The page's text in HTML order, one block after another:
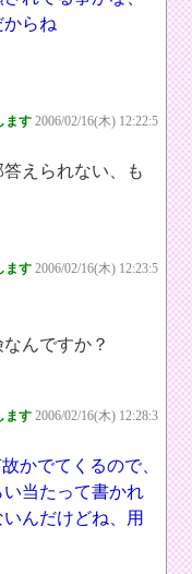
らね
ます 2006/02/16(木) 12:22:5
えられない、も
ます 2006/02/16(木) 12:23:5
んですか？
ます 2006/02/16(木) 12:28:3
かでてくるので、
当たって書かれ
んだけどね、用